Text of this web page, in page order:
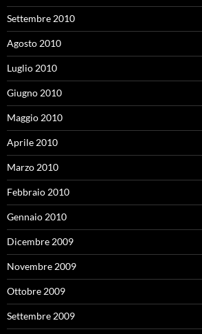
Settembre 2010
Agosto 2010
Luglio 2010
Giugno 2010
Maggio 2010
Aprile 2010
Marzo 2010
Febbraio 2010
Gennaio 2010
Dicembre 2009
Novembre 2009
Ottobre 2009
Settembre 2009